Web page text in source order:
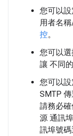
您可以
用者名
控。
您可以選
讓 不同
您可以
SMTP
請務必
源 通訊
訊埠號